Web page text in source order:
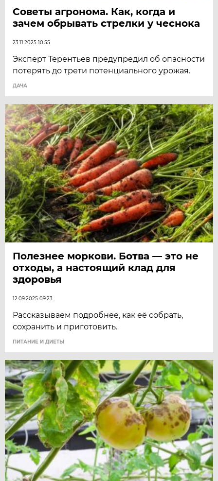
Советы агронома. Как, когда и
зачем обрывать стрелки у чеснока
23.11.2025 10:55
Эксперт Терентьев предупредил об опасности
потерять до трети потенциального урожая.
ДАЧА
Полезнее моркови. Ботва — это не
отходы, а настоящий клад для
здоровья
12.09.2025 09:23
Рассказываем подробнее, как её собрать,
сохранить и приготовить.
ПИТАНИЕ И ДИЕТЫ